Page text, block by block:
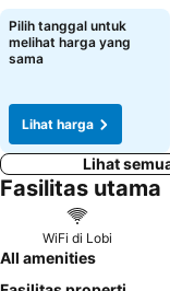
Pilih tanggal untuk
melihat harga yang
sama
Lihat harga
Lihat
Fasilitas utama
WiFi di Lobi
All amenities